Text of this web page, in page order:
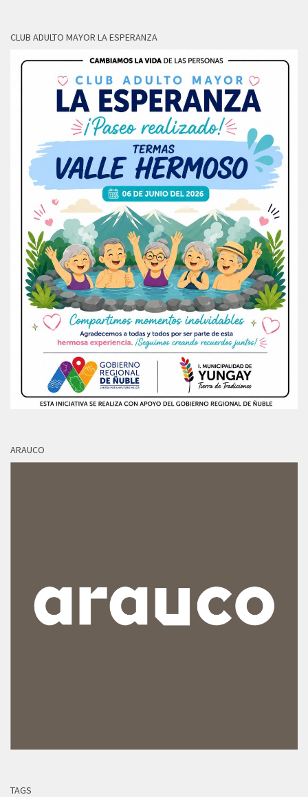
CLUB ADULTO MAYOR LA ESPERANZA
ARAUCO
TAGS